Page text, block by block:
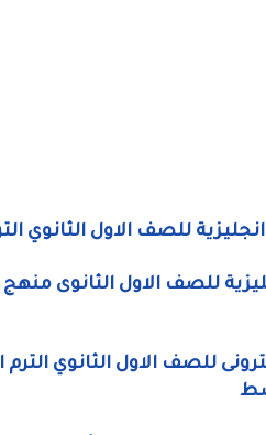
للصف الاول الثانوي
للصف الاول الثانوى منهج